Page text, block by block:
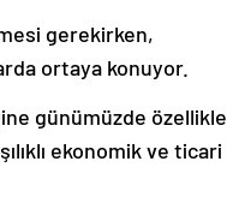
gerekirken,
ortaya konuyor.
günümüzde özellikle
ekonomik ve ticari